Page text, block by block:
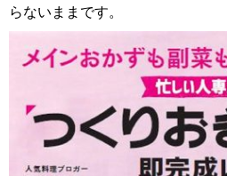
らないままです。